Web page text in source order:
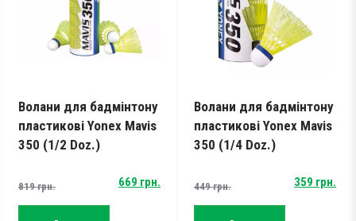
Тестові ракетки
Намотки
Волани для бадмінтону
пластикові Yonex Mavis
350 (1/2 Doz.)
819грн.Original
price
669 грн.
Current
price
Волани для бадмінтону
пластикові Yonex Mavis
350 (1/4 Doz.)
449грн.Original
price
359 грн.
Current
price